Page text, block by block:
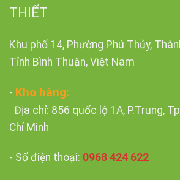
THIẾT
Khu phố 14, Phường Phú Thủy,
Tỉnh Bình Thuận, Việt Nam
- Kho hàng:
Địa chỉ: 856 quốc lộ 1A, P.Trung,
Chí Minh
- Số điện thoại: 0968 424 622